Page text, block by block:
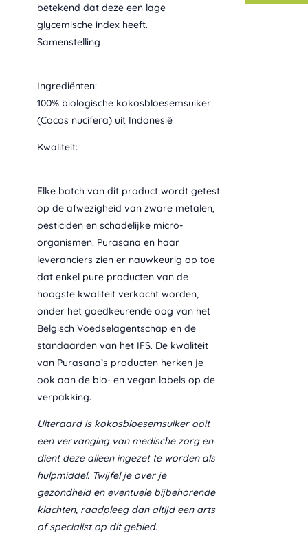
betekend dat deze een lage
glycemische index heeft.
Samenstelling
Ingrediënten:
100% biologische kokosbloesemsuiker
(Cocos nucifera) uit Indonesië
Kwaliteit:
Elke batch van dit product wordt getest
op de afwezigheid van zware metalen,
pesticiden en schadelijke micro-
organismen. Purasana en haar
leveranciers zien er nauwkeurig op toe
dat enkel pure producten van de
hoogste kwaliteit verkocht worden,
onder het goedkeurende oog van het
Belgisch Voedselagentschap en de
standaarden van het IFS. De kwaliteit
van Purasana’s producten herken je
ook aan de bio- en vegan labels op de
verpakking.
Uiteraard is kokosbloesemsuiker ooit
een vervanging van medische zorg en
dient deze alleen ingezet te worden als
hulpmiddel. Twijfel je over je
gezondheid en eventuele bijbehorende
klachten, raadpleeg dan altijd een arts
of specialist op dit gebied.